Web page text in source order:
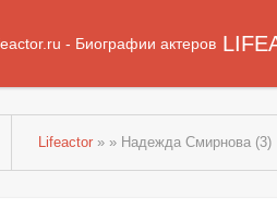
Lifeactor » » Надежда Смирнова (3)